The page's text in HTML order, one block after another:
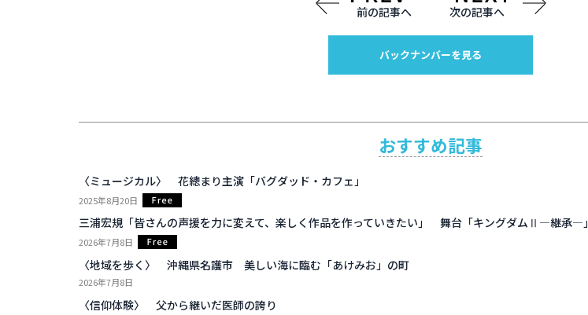
前の記事へ 次の記事へ
バックナンバーを見る
おすすめ記事
〈ミュージカル〉 花總まり主演「バグダッド・カフェ」
2025年8月20日
三浦宏規「皆さんの声援を力に変えて、楽しく作品を作っていきたい」 舞台「キングダムⅡ―継承―」
2026年7月8日
〈地域を歩く〉 沖縄県名護市 美しい海に臨む「あけみお」の町
2026年7月8日
〈信仰体験〉 父から継いだ医師の誇り